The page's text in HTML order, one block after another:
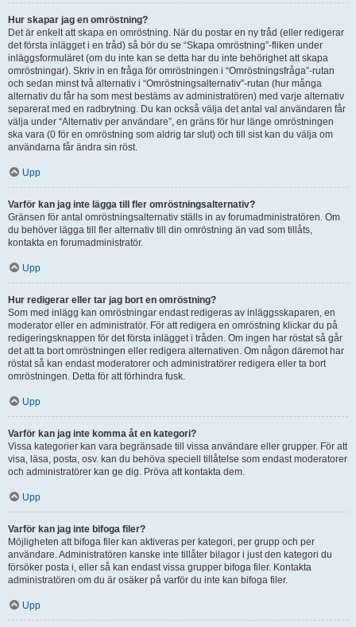
Hur skapar jag en omröstning?
Det är enkelt att skapa en omröstning. När du postar en ny tråd (eller redigerar
det första inlägget i en tråd) så bör du se “Skapa omröstning”-fliken under
inläggsformuläret (om du inte kan se detta har du inte behörighet att skapa
omröstningar). Skriv in en fråga för omröstningen i “Omröstningsfråga”-rutan
och sedan minst två alternativ i “Omröstningsalternativ”-rutan (hur många
alternativ du får ha som mest bestäms av administratören) med varje alternativ
separerat med en radbrytning. Du kan också välja det antal val användaren får
välja under “Alternativ per användare”, en gräns för hur länge omröstningen
ska vara (0 för en omröstning som aldrig tar slut) och till sist kan du välja om
användarna får ändra sin röst.
Upp
Varför kan jag inte lägga till fler omröstningsalternativ?
Gränsen för antal omröstningsalternativ ställs in av forumadministratören. Om
du behöver lägga till fler alternativ till din omröstning än vad som tillåts,
kontakta en forumadministratör.
Upp
Hur redigerar eller tar jag bort en omröstning?
Som med inlägg kan omröstningar endast redigeras av inläggsskaparen, en
moderator eller en administratör. För att redigera en omröstning klickar du på
redigeringsknappen för det första inlägget i tråden. Om ingen har röstat så går
det att ta bort omröstningen eller redigera alternativen. Om någon däremot har
röstat så kan endast moderatorer och administratörer redigera eller ta bort
omröstningen. Detta för att förhindra fusk.
Upp
Varför kan jag inte komma åt en kategori?
Vissa kategorier kan vara begränsade till vissa användare eller grupper. För att
visa, läsa, posta, osv. kan du behöva speciell tillåtelse som endast moderatorer
och administratörer kan ge dig. Pröva att kontakta dem.
Upp
Varför kan jag inte bifoga filer?
Möjligheten att bifoga filer kan aktiveras per kategori, per grupp och per
användare. Administratören kanske inte tillåter bilagor i just den kategori du
försöker posta i, eller så kan endast vissa grupper bifoga filer. Kontakta
administratören om du är osäker på varför du inte kan bifoga filer.
Upp